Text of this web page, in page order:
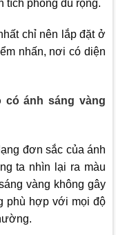
tích phòng đủ rộng.
chỉ nên lắp đặt ở
nhấn, nơi có diện
có ánh sáng vàng
đơn sắc của ánh
ta nhìn lại ra màu
vàng không gây
phù hợp với mọi độ